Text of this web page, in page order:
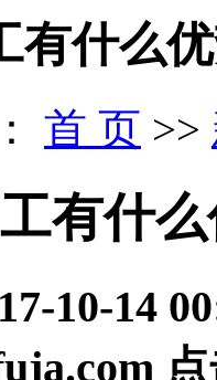
有什么
首 页 >>
有什
10-14